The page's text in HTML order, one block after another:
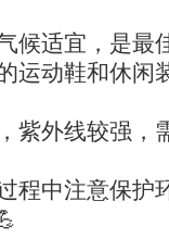
候适宜，是最
运动鞋和休闲
紫外线较强，
程中注意保护